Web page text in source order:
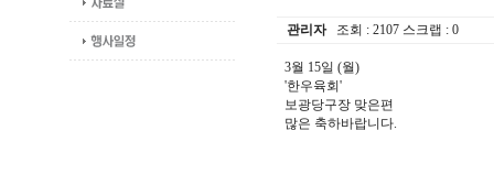
관리자조회 : 2107 스크랩 : 0
3월 15일 (월)
'한우육회'
보광당구장 맞은편
많은 축하바랍니다.